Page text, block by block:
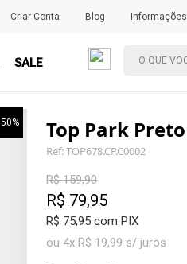
Informações
Blog
Criar Conta
SALE
50% Top Park Preto
Ref: TOP678.CP.C0002
R$ 159,90
R$ 79,95
R$ 75,95 com PIX
ou 4x R$ 19,99 s/ juros